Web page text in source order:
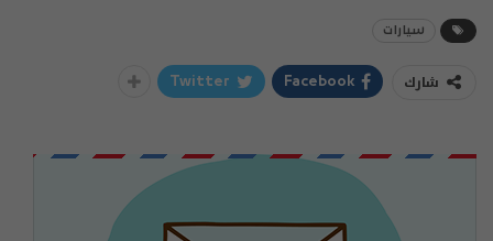
سيارات
شارك Facebook
Twitter